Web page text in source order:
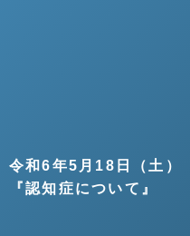
令和6年5月18日（土
『認知症について』